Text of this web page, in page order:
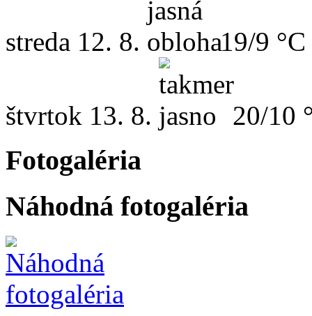
streda 12. 8. 19/9 °C
štvrtok 13. 8. 20/10
Fotogaléria
Náhodná fotogaléria